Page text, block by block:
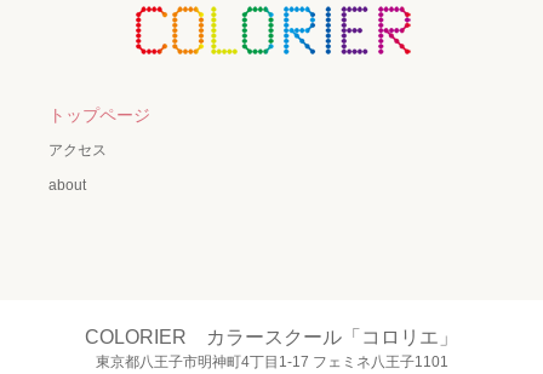
トップページ
アクセス
about
COLORIER カラースクール「コロリエ」
東京都八王子市明神町4丁目1-17 フェミネ八王子1101